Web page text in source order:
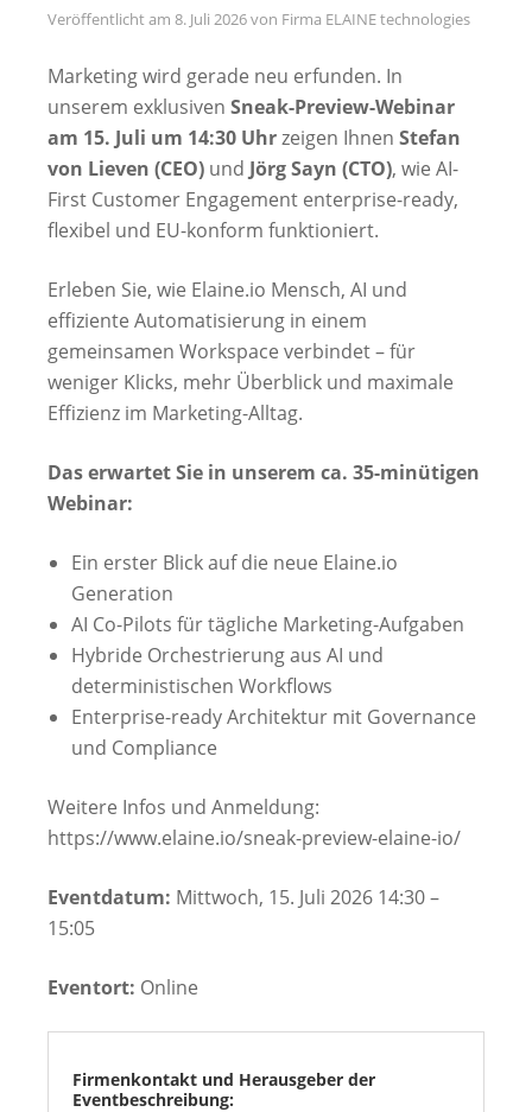
Veröffentlicht am 8. Juli 2026von Firma ELAINE technologies
Marketing wird gerade neu erfunden. In
unserem exklusiven Sneak-Preview-Webinar
am 15. Juli um 14:30 Uhrzeigen Ihnen Stefan
von Lieven (CEO) und Jörg Sayn (CTO), wie AI-
First Customer Engagement enterprise-ready,
flexibel und EU-konform funktioniert.
Erleben Sie, wie Elaine.io Mensch, AI und
effiziente Automatisierung in einem
gemeinsamen Workspace verbindet – für
weniger Klicks, mehr Überblick und maximale
Effizienz im Marketing-Alltag.
Das erwartet Sie in unserem ca. 35-minütigen
Webinar:
Ein erster Blick auf die neue Elaine.io
Generation
AI Co-Pilots für tägliche Marketing-Aufgaben
Hybride Orchestrierung aus AI und
deterministischen Workflows
Enterprise-ready Architektur mit Governance
und Compliance
Weitere Infos und Anmeldung:
https://www.elaine.io/sneak-preview-elaine-io/
Eventdatum: Mittwoch, 15. Juli 2026 14:30 –
15:05
Eventort: Online
Firmenkontakt und Herausgeber der
Eventbeschreibung: